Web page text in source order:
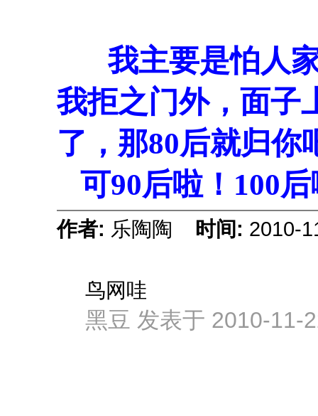
我主要是怕人
我拒之门外，面子
了，那80后就归你
可90后啦！100
作者: 乐陶陶 时间: 2010-
鸟网哇
黑豆 发表于 2010-11-